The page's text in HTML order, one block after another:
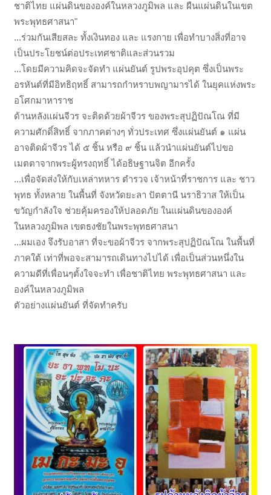
ชาติไทย แผ่นดินขององค์ในหลวงภูมิพล และ ผืนแผ่นดินในเขต
พระพุทธศาสนา"
...ร่วมกันเสียสละ ทั้งเงินทอง และ แรงกาย เพื่อทำบางสิ่งที่อาจ
เป็นประโยชน์ต่อประเทศชาติและส่วนรวม
...โดยมีความคิดจะจัดทำ แผ่นยันต์ รูปพระอุปคุต ซึ่งเป็นพระ
อรหันต์ที่มีอิทธิฤทธิ์ สามารถกำหราบพญามารได้ ในยุคแห่งพระ
อโศกมาหาราช
ด้านหลังแผ่นจีวร จะติดด้วยผ้าจีวร ของพระสุปฏิปัณโณ ที่มี
ความศักดิ์สิทธิ์ จากภาคต่างๆ ทั่วประเทศ ซึ่งแผ่นยันต์ ๑ แผ่น
อาจติดผ้าจีวร ได้ ๕ ชิ้น หรือ ๙ ชิ้น แล้วนำแผ่นยันต์ไปขอ
เมตตาจากพระผู้ทรงฤทธิ์ ได้อธิษฐานจิต อีกครั้ง
...เพื่อจัดส่งให้กับเหล่าทหาร ตำรวจ เจ้าหน้าที่ราชการ และ ชาว
พุทธ ทั้งหลาย ในพื้นที่ จังหวัดยะลา ปัตตานี นราธิวาส ให้เป็น
ขวัญกำลังใจ ช่วยคุ้มครองให้ปลอดภัย ในแผ่นดินขององค์
ในหลวงภูมิพล เขตธงชัยในพระพุทธศาสนา
...ผมเอง จึงรับอาสา ที่จะขอผ้าจีวร จากพระสุปฏิปัณโณ ในพื้นที่
ภาคใต้ เท่าที่พอจะสามารถเดินทางไปได้ เพื่อเป็นส่วนหนึ่งใน
ความดีที่เพื่อนๆตั้งใจจะทำ เพื่อชาติไทย พระพุทธศาสนา และ
องค์ในหลวงภูมิพล
ตัวอย่างแผ่นยันต์ ที่จัดทำครับ